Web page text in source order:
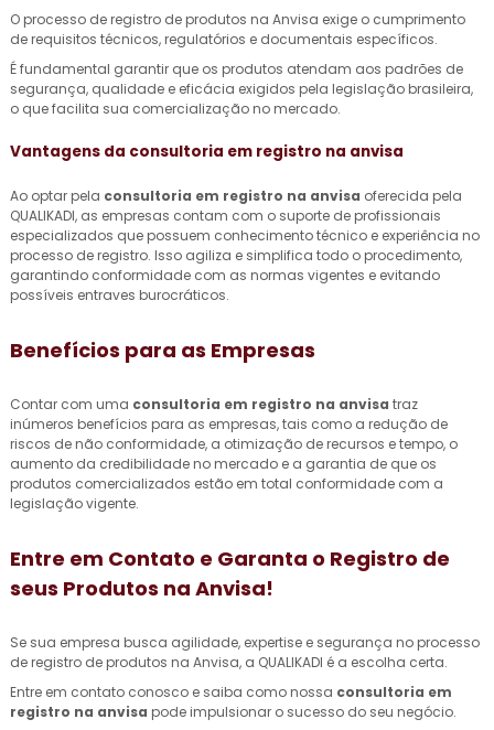
O processo de registro de produtos na Anvisa exige o cumprimento
de requisitos técnicos, regulatórios e documentais específicos.
É fundamental garantir que os produtos atendam aos padrões de
segurança, qualidade e eficácia exigidos pela legislação brasileira,
o que facilita sua comercialização no mercado.
Vantagens da consultoria em registro na anvisa
Ao optar pela consultoria em registro na anvisa oferecida pela
QUALIKADI, as empresas contam com o suporte de profissionais
especializados que possuem conhecimento técnico e experiência no
processo de registro. Isso agiliza e simplifica todo o procedimento,
garantindo conformidade com as normas vigentes e evitando
possíveis entraves burocráticos.
Benefícios para as Empresas
Contar com uma consultoria em registro na anvisa traz
inúmeros benefícios para as empresas, tais como a redução de
riscos de não conformidade, a otimização de recursos e tempo, o
aumento da credibilidade no mercado e a garantia de que os
produtos comercializados estão em total conformidade com a
legislação vigente.
Entre em Contato e Garanta o Registro de
seus Produtos na Anvisa!
Se sua empresa busca agilidade, expertise e segurança no processo
de registro de produtos na Anvisa, a QUALIKADI é a escolha certa.
Entre em contato conosco e saiba como nossa consultoria em
registro na anvisa pode impulsionar o sucesso do seu negócio.